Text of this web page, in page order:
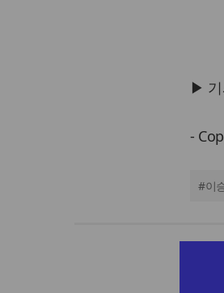
▶ 기
-
#이